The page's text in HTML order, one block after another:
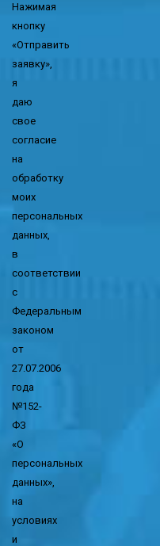
Нажимая
кнопку
«Отправить
заявку»,
я
даю
свое
согласие
на
обработку
моих
персональных
данных,
в
соответствии
с
Федеральным
законом
от
27.07.2006
года
№152-
ФЗ
«О
персональных
данных»,
на
условиях
и